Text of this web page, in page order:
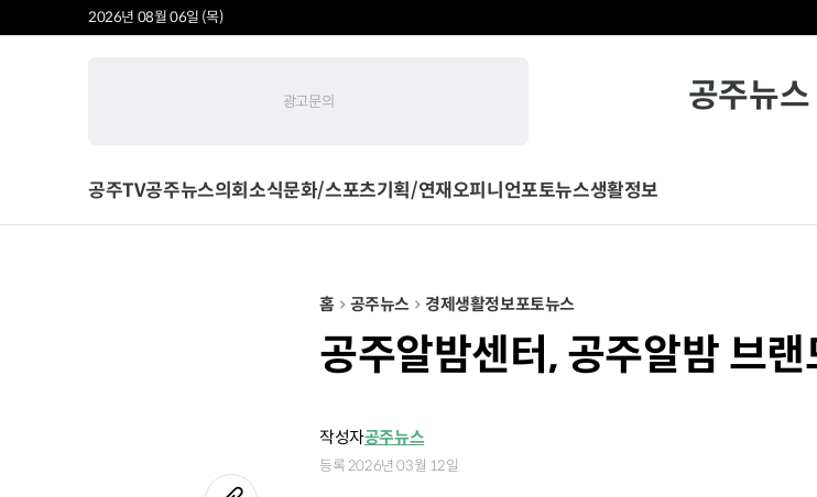
2026년 08월 06일 (목)
광고문의 공주뉴스
공주TV공주뉴스의회소식문화/스포츠기획/연재오피니언포토뉴스생활정보
홈 공주뉴스 경제생활정보포토뉴스
공주알밤센터, 공주알밤 브
작성자공주뉴스
등록 2026년 03월 12일